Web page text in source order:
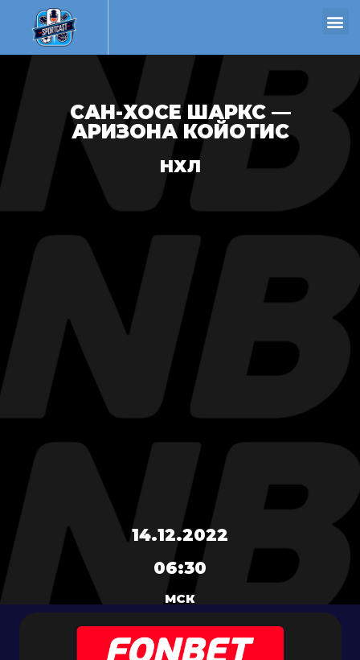
САН-ХОСЕ ШАРКС —
АРИЗОНА КОЙОТИС
НХЛ
14.12.2022
06:30
МСК